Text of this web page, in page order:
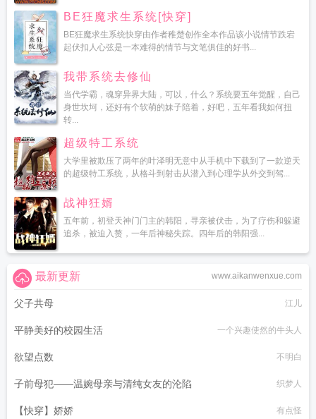
BE狂魔求生系统[快穿]
BE狂魔求生系统快穿由作者稚楚创作全本作品该小说情节跌宕
起伏扣人心弦是一本难得的情节与文笔俱佳的好书...
我带系统去修仙
当代学霸，魂穿异界大陆，可以，什么？系统要五年觉醒，自己
身世坎坷，还好有个软萌的妹子陪着，好吧，五年看我如何扭
转...
超级特工系统
大学里被欺压了两年的叶泽明无意中从手机中下载到了一款逆天
的超级特工系统，从格斗到射击从潜入到心理学从外交到驾...
战神狂婿
五年前，初登天神门门主的韩阳，寻亲被伏击，为了疗伤和躲避
追杀，被迫入赘，一年后神秘失踪。四年后的韩阳强...
www.aikanwenxue.com
最新更新
父子共母 江儿
平静美好的校园生活 一个兴趣使然的牛头人
欲望点数 不明白
子前母犯——温婉母亲与清纯女友的沦陷 织梦人
【快穿】娇娇 有点怪